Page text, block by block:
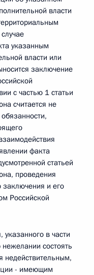
власти
указанным
власти или
заключение
с частью 1 статьи
считается не
факта
статьей
проведения
заключения и его
Российской
в части
состоять
недействительным,
- имеющим